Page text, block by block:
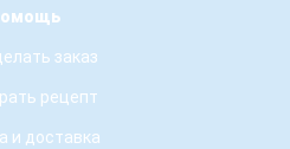
заказ
рецепт
и доставка